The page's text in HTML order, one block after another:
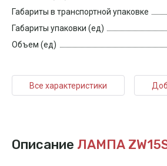
Габариты в транспортной упаковке
Габариты упаковки (ед)
Объем (ед)
Все характеристики
Описание ЛАМПА